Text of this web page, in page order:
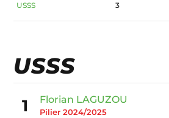
USSS 3
USSS
1 Florian LAGUZOU
Pilier 2024/2025